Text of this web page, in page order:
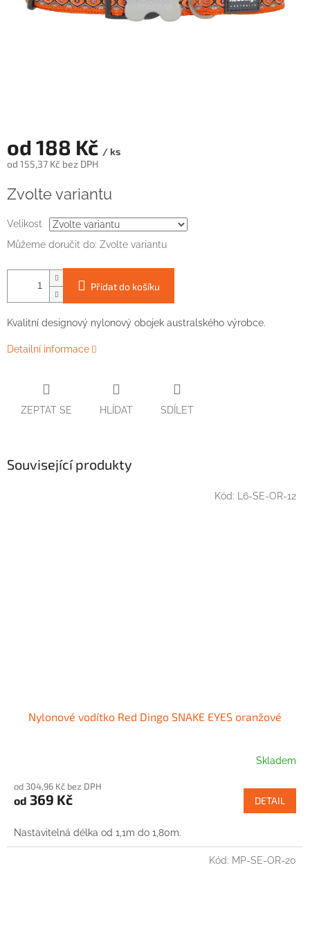
od 188 Kč / ks
od 155,37 Kč bez DPH
cena:
Zvolte variantu
Velikost
Můžeme doručit do: Zvolte variantu
Přidat do košíku
Kvalitní designový nylonový obojek australského výrobce.
Detailní informace
ZEPTAT SE HLÍDAT SDÍLET
Související produkty
Nylonové vodítko Red Dingo SNAKE EYES oranžové
Skladem
od 304,96 Kč bez DPH
od 369 Kč DETAIL
Nastavitelná délka od 1,1m do 1,80m.
Kód: L6-SE-OR-12
Kód: MP-SE-OR-20